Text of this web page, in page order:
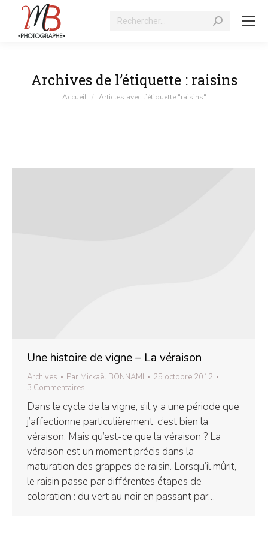
Recherche
Archives de l’étiquette : raisins
Vous êtes ici :
Accueil Articles avec l’étiquette "raisins"
Une histoire de vigne – La véraison
Archives Par Mickaël BONNAMI
25 octobre 2012
3 Commentaires
Dans le cycle de la vigne, s’il y a une période que
j’affectionne particulièrement, c’est bien la
véraison. Mais qu’est-ce que la véraison ? La
véraison est un moment précis dans la
maturation des grappes de raisin. Lorsqu’il mûrit,
le raisin passe par différentes étapes de
coloration : du vert au noir en passant par…